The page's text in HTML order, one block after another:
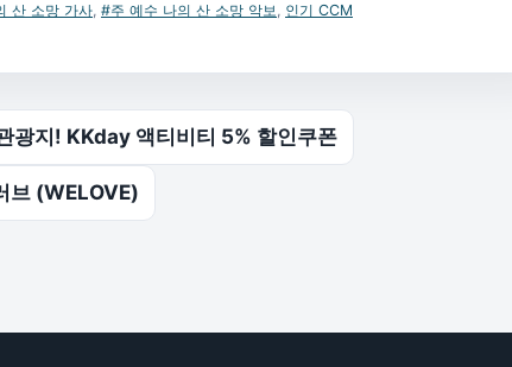
산 소망 가사, #주 예수 나의 산 소망 악보, 인기 CCM
광지! KKday 액티비티 5% 할인쿠폰
브 (WELOVE)